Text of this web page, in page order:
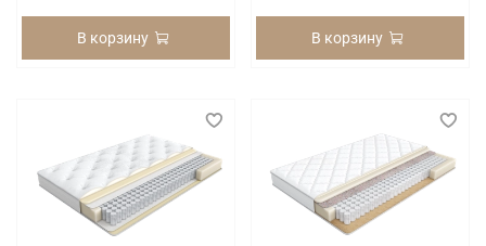
В корзину В корзину